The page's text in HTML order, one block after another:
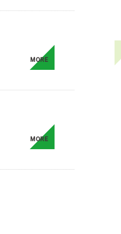
MORE
MORE